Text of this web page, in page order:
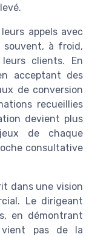
appels avec
souvent, à froid,
clients. En
acceptant des
de conversion
recueillies
devient plus
de chaque
consultative
dans une vision
Le dirigeant
en démontrant
pas de la